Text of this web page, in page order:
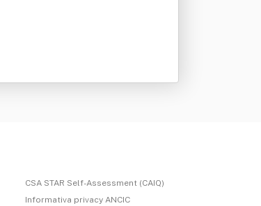
CSA STAR Self-Assessment (CAIQ)
Informativa privacy ANCIC